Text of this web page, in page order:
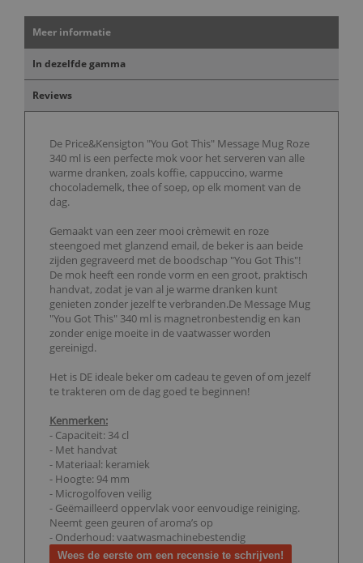
Meer informatie
In dezelfde gamma
Reviews
De Price&Kensigton "You Got This" Message Mug Roze
340 ml is een perfecte mok voor het serveren van alle
warme dranken, zoals koffie, cappuccino, warme
chocolademelk, thee of soep, op elk moment van de
dag.
Gemaakt van een zeer mooi crèmewit en roze
steengoed met glanzend email, de beker is aan beide
zijden gegraveerd met de boodschap "You Got This"!
De mok heeft een ronde vorm en een groot, praktisch
handvat, zodat je van al je warme dranken kunt
genieten zonder jezelf te verbranden.De Message Mug
"You Got This" 340 ml is magnetronbestendig en kan
zonder enige moeite in de vaatwasser worden
gereinigd.
Het is DE ideale beker om cadeau te geven of om jezelf
te trakteren om de dag goed te beginnen!
Kenmerken:
- Capaciteit: 34 cl
- Met handvat
- Materiaal: keramiek
- Hoogte: 94 mm
- Microgolfoven veilig
- Geëmailleerd oppervlak voor eenvoudige reiniging.
Neemt geen geuren of aroma’s op
- Onderhoud: vaatwasmachinebestendig
Wees de eerste om een recensie te schrijven!